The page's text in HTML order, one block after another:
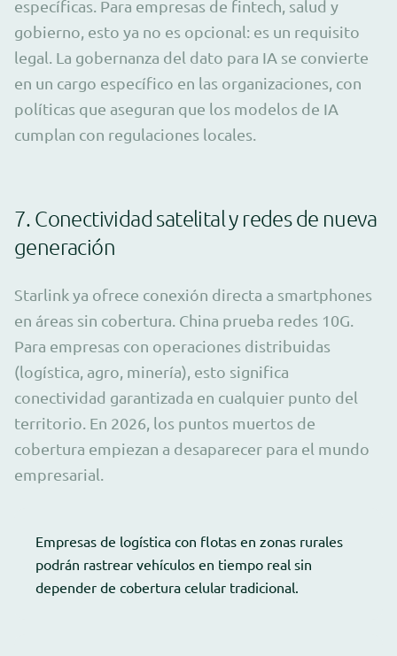
específicas. Para empresas de fintech, salud y
gobierno, esto ya no es opcional: es un requisito
legal. La gobernanza del dato para IA se convierte
en un cargo específico en las organizaciones, con
políticas que aseguran que los modelos de IA
cumplan con regulaciones locales.
7. Conectividad satelital y redes de nueva
generación
Starlink ya ofrece conexión directa a smartphones
en áreas sin cobertura. China prueba redes 10G.
Para empresas con operaciones distribuidas
(logística, agro, minería), esto significa
conectividad garantizada en cualquier punto del
territorio. En 2026, los puntos muertos de
cobertura empiezan a desaparecer para el mundo
empresarial.
Empresas de logística con flotas en zonas rurales
podrán rastrear vehículos en tiempo real sin
depender de cobertura celular tradicional.